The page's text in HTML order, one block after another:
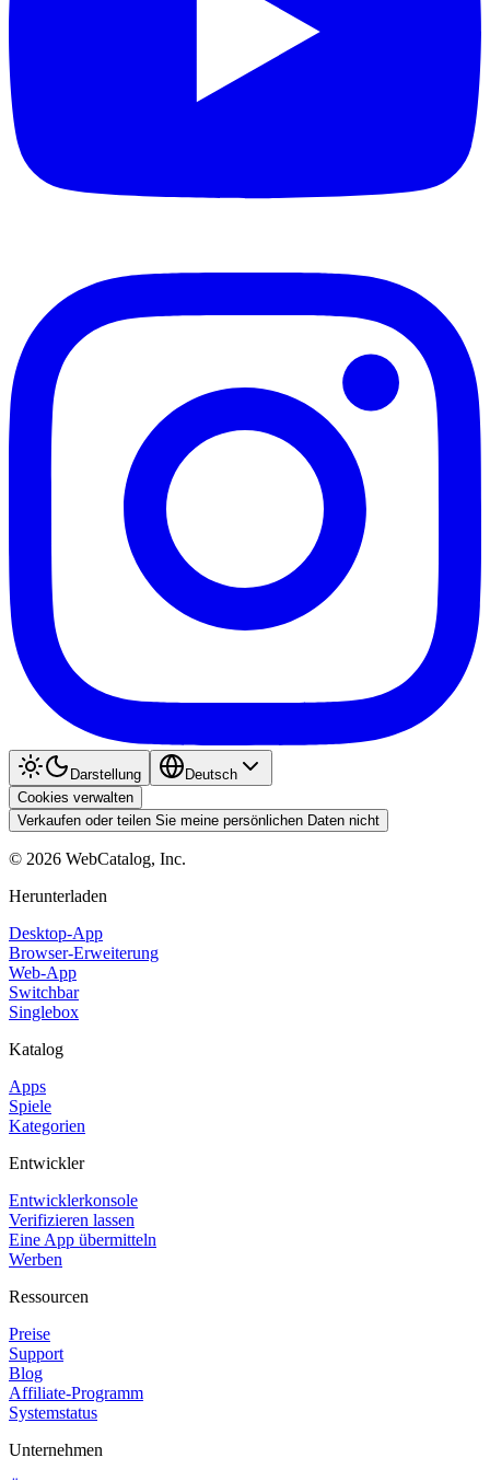
Darstellung
Deutsch
Cookies verwalten
Verkaufen oder teilen Sie meine persönlichen Daten nicht
© 2026 WebCatalog, Inc.
Herunterladen
Desktop-App
Browser-Erweiterung
Web-App
Switchbar
Singlebox
Katalog
Apps
Spiele
Kategorien
Entwickler
Entwicklerkonsole
Verifizieren lassen
Eine App übermitteln
Werben
Ressourcen
Preise
Support
Blog
Affiliate-Programm
Systemstatus
Unternehmen